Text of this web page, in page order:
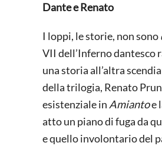
Dante e Renato
I loppi, le storie, non sono
VII dell’Inferno dantesco
una storia all’altra
della trilogia, Renato
esistenziale inAmiantoe
atto un piano di fuga da
e quello involontario del